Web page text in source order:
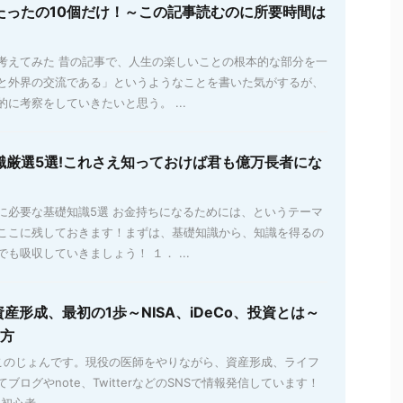
ったの10個だけ！～この記事読むのに所要時間は
えてみた 昔の記事で、人生の楽しいことの根本的な部分を一
外界の交流である」というようなことを書いた気がするが、
に考察をしていきたいと思う。 ...
厳選5選!これさえ知っておけば君も億万長者にな
必要な基礎知識5選 お金持ちになるためには、というテーマ
こに残しておきます！まずは、基礎知識から、知識を得るの
も吸収していきましょう！ １． ...
産形成、最初の1歩～NISA、iDeCo、投資とは～
じょんです。現役の医師をやりながら、資産形成、ライフ
ブログやnote、TwitterなどのSNSで情報発信しています！